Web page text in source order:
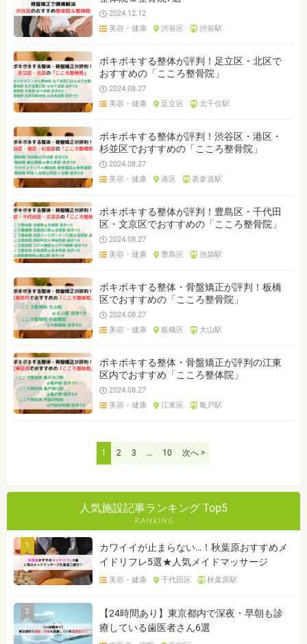
2024.12.12
美容・健康
渋谷区 渋谷駅
ボキボキする整体が評判！足立区・北区で
おすすめの「こころ整骨院」
2024.08.27
美容・健康
足立区 北千住駅
ボキボキする整体が評判！渋谷区・港区・
杉並区でおすすめの「こころ整骨院」
2024.08.27
美容・健康
港区 表参道駅
ボキボキする整体が評判！豊島区・千代田
区・文京区でおすすめの「こころ整骨院」
2024.08.27
美容・健康
豊島区 池袋駅
ボキボキする整体・骨盤矯正が評判！板橋
区でおすすめの「こころ整骨院」
2024.08.27
美容・健康
板橋区 大山駅
ボキボキする整体・骨盤矯正が評判の江東
区内でおすすめ「こころ整体院」
2024.08.27
美容・健康
江東区 亀戸駅
1 2 3 … 10 次へ >
人気施設記事ランキング Top5
1
カワイイが止まらない…！秋葉原おすすめメ
イドリフレ5選★人気メイドマッサージ
美容・健康 千代田区 秋葉原駅
2
【24時間あり】東京都内で深夜・早朝も診
療している歯医者さん6選